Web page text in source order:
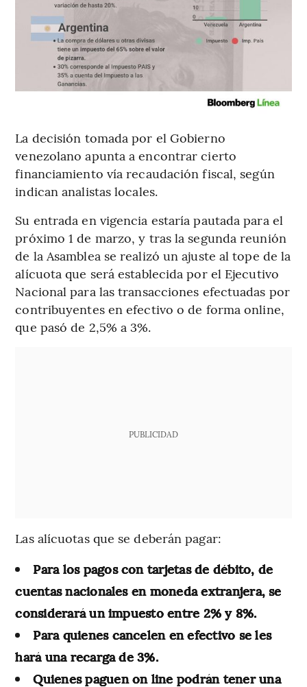
La decisión tomada por el Gobierno
venezolano apunta a encontrar cierto
financiamiento vía recaudación fiscal, según
indican analistas locales.
Su entrada en vigencia estaría pautada para el
próximo 1 de marzo, y tras la segunda reunión
de la Asamblea se realizó un ajuste al tope de la
alícuota que será establecida por el Ejecutivo
Nacional para las transacciones efectuadas por
contribuyentes en efectivo o de forma online,
que pasó de 2,5% a 3%.
PUBLICIDAD
Las alícuotas que se deberán pagar:
Para los pagos con tarjetas de débito, de
cuentas nacionales en moneda extranjera, se
considerará un impuesto entre 2% y 8%.
Para quienes cancelen en efectivo se les
hará una recarga de 3%.
Quienes paguen on line podrán tener una